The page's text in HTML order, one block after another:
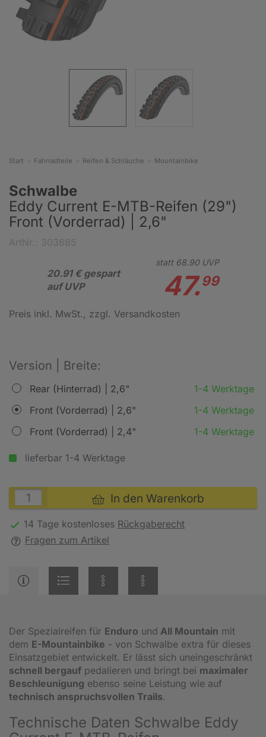
Start Fahrradteile Reifen & Schläuche Mountainbike
Schwalbe
Eddy Current E-MTB-Reifen (29")
Front (Vorderrad) | 2,6"
20.91 € gespart
auf UVP
statt 68.90UVP
47.99
Preis inkl. MwSt., zzgl. Versandkosten
Version | Breite:
Rear (Hinterrad) | 2,6"
1-4 Werktage
Front (Vorderrad) | 2,6"
1-4 Werktage
Front (Vorderrad) | 2,4"
1-4 Werktage
lieferbar 1-4 Werktage
In den Warenkorb
14 Tage kostenloses Rückgaberecht
Fragen zum Artikel
Der Spezialreifen für Enduro und All Mountain mit
dem E-Mountainbike - von Schwalbe extra für dieses
Einsatzgebiet entwickelt. Er lässt sich uneingeschränkt
schnell bergauf pedalieren und bringt bei maximaler
Beschleunigung ebenso seine Leistung wie auf
technisch anspruchsvollen Trails.
Technische Daten Schwalbe Eddy